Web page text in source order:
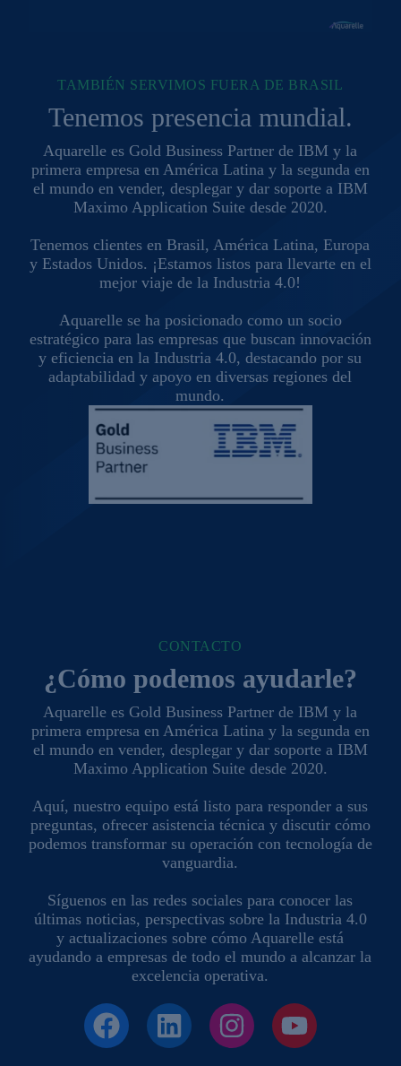
TAMBIÉN SERVIMOS FUERA DE BRASIL
Tenemos presencia mundial.
Aquarelle es Gold Business Partner de IBM y la
primera empresa en América Latina y la segunda en
el mundo en vender, desplegar y dar soporte a IBM
Maximo Application Suite desde 2020.
Tenemos clientes en Brasil, América Latina, Europa
y Estados Unidos. ¡Estamos listos para llevarte en el
mejor viaje de la Industria 4.0!
Aquarelle se ha posicionado como un socio
estratégico para las empresas que buscan innovación
y eficiencia en la Industria 4.0, destacando por su
adaptabilidad y apoyo en diversas regiones del
mundo.
CONTACTO
¿Cómo podemos ayudarle?
Aquarelle es Gold Business Partner de IBM y la
primera empresa en América Latina y la segunda en
el mundo en vender, desplegar y dar soporte a IBM
Maximo Application Suite desde 2020.
Aquí, nuestro equipo está listo para responder a sus
preguntas, ofrecer asistencia técnica y discutir cómo
podemos transformar su operación con tecnología de
vanguardia.
Síguenos en las redes sociales para conocer las
últimas noticias, perspectivas sobre la Industria 4.0
y actualizaciones sobre cómo Aquarelle está
ayudando a empresas de todo el mundo a alcanzar la
excelencia operativa.